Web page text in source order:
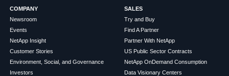
COMPANY
Newsroom
Events
NetApp Insight
Customer Stories
Environment, Social, and Governance
Investors
SALES
Try and Buy
Find A Partner
Partner With NetApp
US Public Sector Contracts
NetApp OnDemand Consumption
Data Visionary Centers